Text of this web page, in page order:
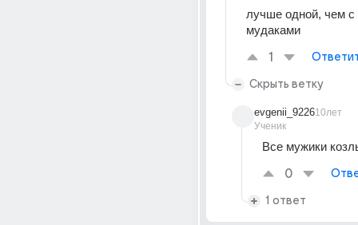
лучше одной, чем с
мудаками
1
Скрыть ветку
evgenii_9226
Ученик
10лет
Все мужики
0
1 ответ